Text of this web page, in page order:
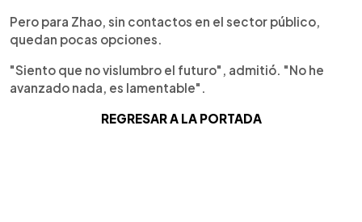
Pero para Zhao, sin contactos en el sector público,
quedan pocas opciones.
"Siento que no vislumbro el futuro", admitió. "No he
avanzado nada, es lamentable".
REGRESAR A LA PORTADA